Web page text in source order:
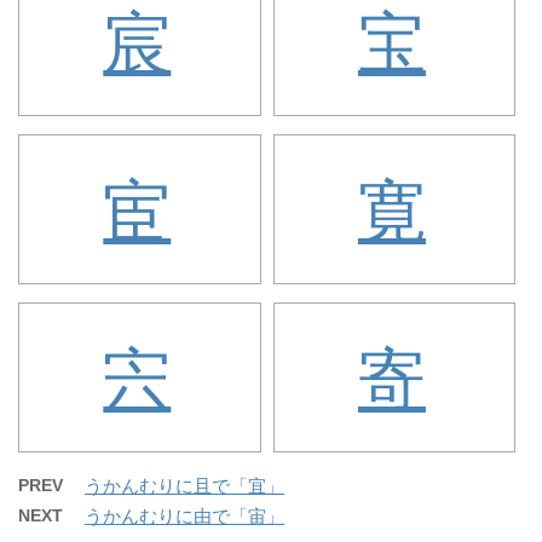
宸 宝
宦 寛
宍 寄
PREV うかんむりに且で「宜」
NEXT うかんむりに由で「宙」